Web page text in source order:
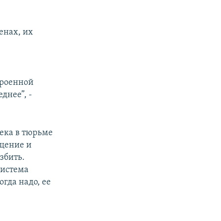
их
-
в тюрьме
и
надо, ее